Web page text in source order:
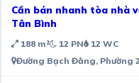
Cần bán nhanh tòa nhà
Tân Bình
188 m² 12 PN 12 WC
Đường Bạch Đằng, Phường